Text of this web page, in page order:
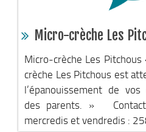
Espace Conseil France Rénov’
Certificats d’Economie
Logement
Eau & Assainissement
SPANC
Micro-crèche Les
Micro-crèche Les Pitchous
crèche Les Pitchous est
l’épanouissement de
des parents. »
mercredis et vendredis :